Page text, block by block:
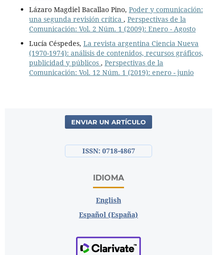
Lázaro Magdiel Bacallao Pino, Poder y comunicación:
una segunda revisión crítica , Perspectivas de la
Comunicación: Vol. 2 Núm. 1 (2009): Enero - Agosto
Lucía Céspedes, La revista argentina Ciencia Nueva
(1970-1974): análisis de contenidos, recursos gráficos,
publicidad y públicos , Perspectivas de la
Comunicación: Vol. 12 Núm. 1 (2019): enero - junio
ENVIAR UN ARTÍCULO
ISSN: 0718-4867
IDIOMA
English
Español (España)